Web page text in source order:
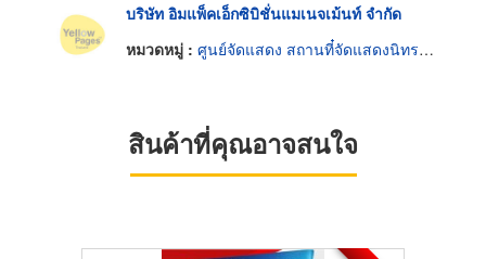
บริษัท อิมแพ็คเอ็กซิบิชั่นแมเนจเม้นท์ จำกัด
หมวดหมู่ : ศูนย์จัดแสดง สถานที๋จัดแสดงนิทรรศการ
สินค้าที่คุณอาจสนใจ